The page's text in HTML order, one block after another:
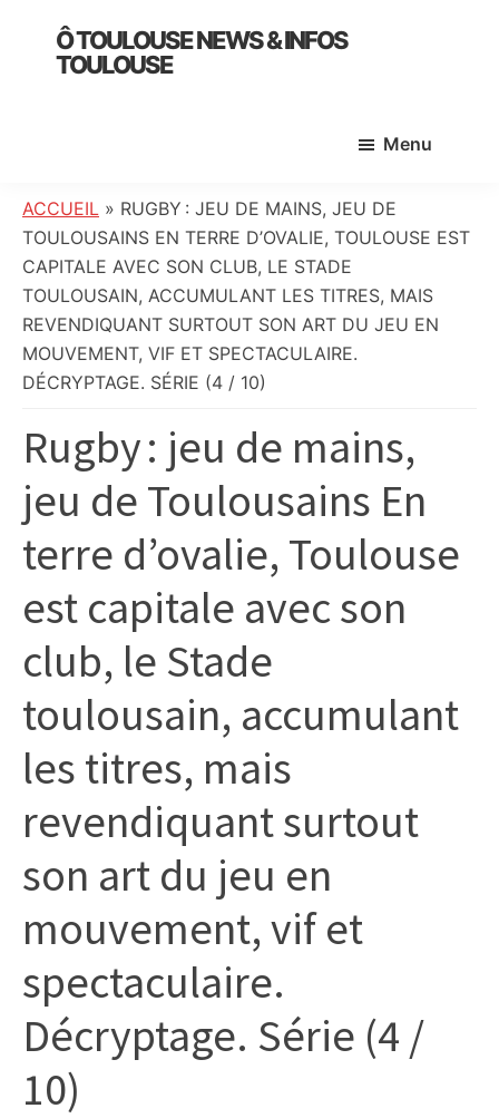
primary
Ô TOULOUSE NEWS & INFOS
TOULOUSE
:
info
locale,
société,
culture,
politique,
météo,
divers
et
initiatives
Menu
ACCUEIL » RUGBY : JEU DE MAINS, JEU DE
TOULOUSAINS EN TERRE D’OVALIE, TOULOUSE EST
CAPITALE AVEC SON CLUB, LE STADE
TOULOUSAIN, ACCUMULANT LES TITRES, MAIS
REVENDIQUANT SURTOUT SON ART DU JEU EN
MOUVEMENT, VIF ET SPECTACULAIRE.
DÉCRYPTAGE. SÉRIE (4 / 10)
Rugby : jeu de mains,
jeu de Toulousains En
terre d’ovalie, Toulouse
est capitale avec son
club, le Stade
toulousain, accumulant
les titres, mais
revendiquant surtout
son art du jeu en
mouvement, vif et
spectaculaire.
Décryptage. Série (4 /
10)